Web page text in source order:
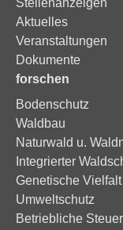
Stellenanzeigen
Aktuelles
Veranstaltungen
Dokumente
forschen
Bodenschutz
Waldbau
Naturwald u.
Integrierter
Genetische Vielfalt
Umweltschutz
Betriebliche